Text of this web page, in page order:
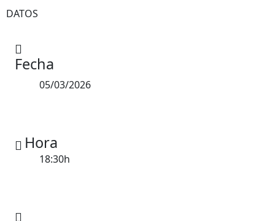
DATOS
Fecha
05/03/2026
Hora
18:30h